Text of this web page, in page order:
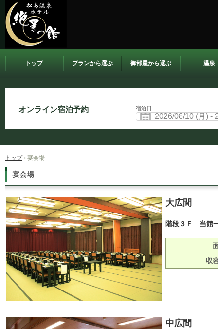
ホテル 絶景の館
トップ プランから選ぶ 御部屋から選ぶ 温泉
宿泊日
トップ› 宴会場
宴会場
大広間
階段３Ｆ 当館
収
中広間